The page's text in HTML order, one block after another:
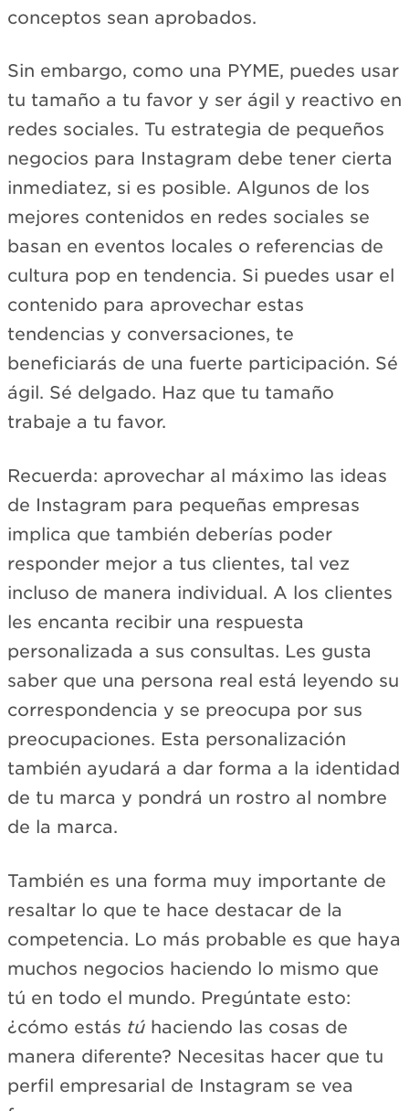
conceptos sean aprobados.
Sin embargo, como una PYME, puedes usar
tu tamaño a tu favor y ser ágil y reactivo en
redes sociales. Tu estrategia de pequeños
negocios para Instagram debe tener cierta
inmediatez, si es posible. Algunos de los
mejores contenidos en redes sociales se
basan en eventos locales o referencias de
cultura pop en tendencia. Si puedes usar el
contenido para aprovechar estas
tendencias y conversaciones, te
beneficiarás de una fuerte participación. Sé
ágil. Sé delgado. Haz que tu tamaño
trabaje a tu favor.
Recuerda: aprovechar al máximo las ideas
de Instagram para pequeñas empresas
implica que también deberías poder
responder mejor a tus clientes, tal vez
incluso de manera individual. A los clientes
les encanta recibir una respuesta
personalizada a sus consultas. Les gusta
saber que una persona real está leyendo su
correspondencia y se preocupa por sus
preocupaciones. Esta personalización
también ayudará a dar forma a la identidad
de tu marca y pondrá un rostro al nombre
de la marca.
También es una forma muy importante de
resaltar lo que te hace destacar de la
competencia. Lo más probable es que haya
muchos negocios haciendo lo mismo que
tú en todo el mundo. Pregúntate esto:
¿cómo estás tú haciendo las cosas de
manera diferente? Necesitas hacer que tu
perfil empresarial de Instagram se vea